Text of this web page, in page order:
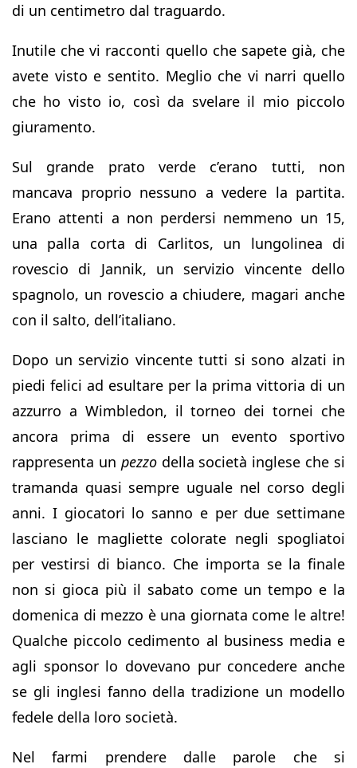
di un centimetro dal traguardo.
Inutile che vi racconti quello che sapete già, che
avete visto e sentito. Meglio che vi narri quello
che ho visto io, così da svelare il mio piccolo
giuramento.
Sul grande prato verde c’erano tutti, non
mancava proprio nessuno a vedere la partita.
Erano attenti a non perdersi nemmeno un 15,
una palla corta di Carlitos, un lungolinea di
rovescio di Jannik, un servizio vincente dello
spagnolo, un rovescio a chiudere, magari anche
con il salto, dell’italiano.
Dopo un servizio vincente tutti si sono alzati in
piedi felici ad esultare per la prima vittoria di un
azzurro a Wimbledon, il torneo dei tornei che
ancora prima di essere un evento sportivo
rappresenta un pezzodella società inglese che si
tramanda quasi sempre uguale nel corso degli
anni. I giocatori lo sanno e per due settimane
lasciano le magliette colorate negli spogliatoi
per vestirsi di bianco. Che importa se la finale
non si gioca più il sabato come un tempo e la
domenica di mezzo è una giornata come le altre!
Qualche piccolo cedimento al business media e
agli sponsor lo dovevano pur concedere anche
se gli inglesi fanno della tradizione un modello
fedele della loro società.
Nel farmi prendere dalle parole che si